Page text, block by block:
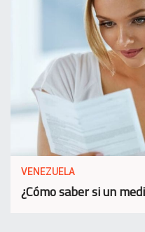
VENEZUELA
¿Cómo saber si un